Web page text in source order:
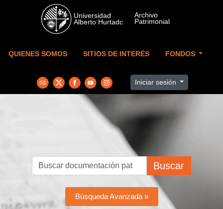
Skip to main content
QUIENES SOMOS SITIOS DE INTERÉS FONDOS
Iniciar sesión
Buscar
Búsqueda Avanzada »